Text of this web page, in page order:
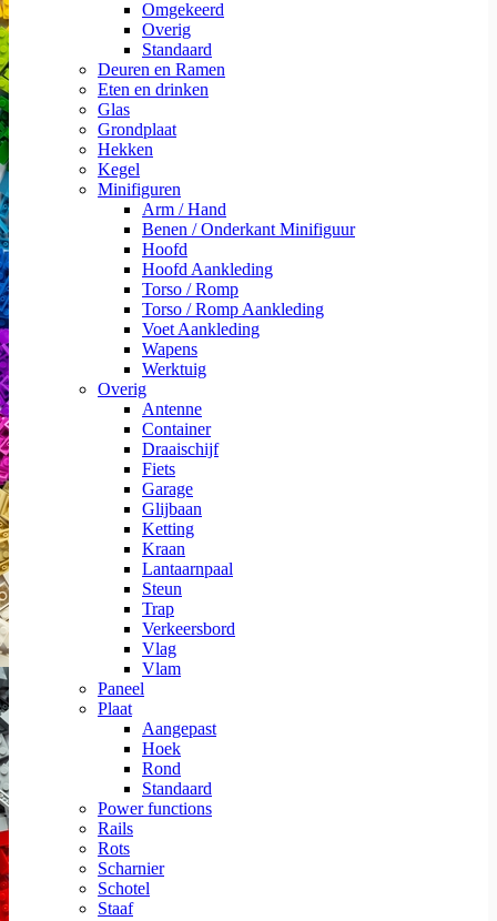
Omgekeerd
Overig
Standaard
Deuren en Ramen
Eten en drinken
Glas
Grondplaat
Hekken
Kegel
Minifiguren
Arm / Hand
Benen / Onderkant Minifiguur
Hoofd
Hoofd Aankleding
Torso / Romp
Torso / Romp Aankleding
Voet Aankleding
Wapens
Werktuig
Overig
Antenne
Container
Draaischijf
Fiets
Garage
Glijbaan
Ketting
Kraan
Lantaarnpaal
Steun
Trap
Verkeersbord
Vlag
Vlam
Paneel
Plaat
Aangepast
Hoek
Rond
Standaard
Power functions
Rails
Rots
Scharnier
Schotel
Staaf